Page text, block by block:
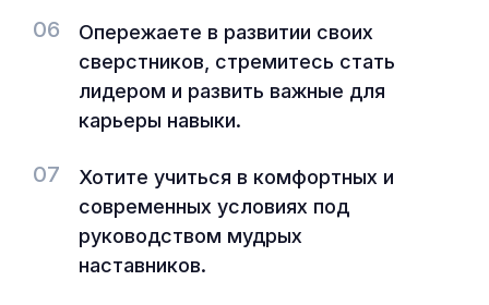
06
Опережаете в развитии своих
сверстников, стремитесь стать
лидером и развить важные для
карьеры навыки.
07
Хотите учиться в комфортных и
современных условиях под
руководством мудрых
наставников.